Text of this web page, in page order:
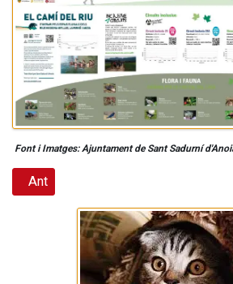
Font i Imatges: Ajuntament de Sant Sadurní
Article anterior: Obre el nou Museu
Ant